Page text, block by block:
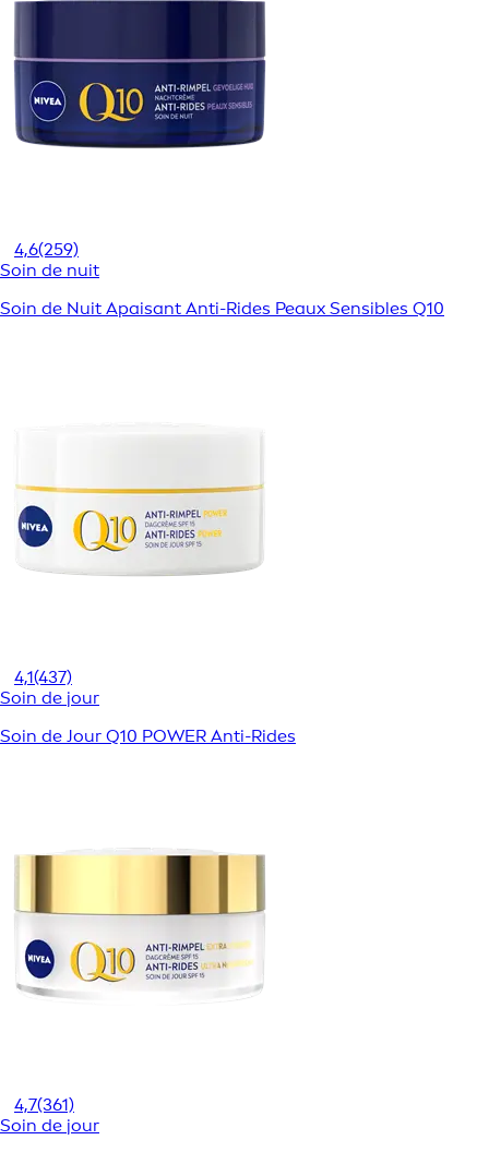
4,6(259)
Soin de nuit
Soin de Nuit Apaisant Anti-Rides Peaux Sensibles Q10
4,1(437)
Soin de jour
Soin de Jour Q10 POWER Anti-Rides
4,7(361)
Soin de jour